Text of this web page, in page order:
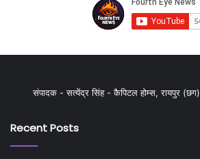
संपादक - सत्येंद्र सिंह - कैपिटल होम्स, रायपुर (छग)
Recent Posts